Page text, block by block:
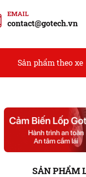
EMAIL
contact@gotech.vn
Sản phẩm theo xe
SẢN PHẨM